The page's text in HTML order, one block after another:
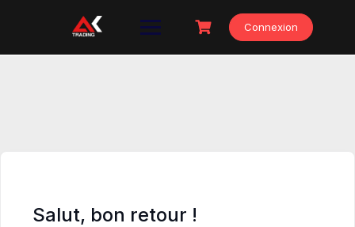
Connexion
Salut, bon retour !